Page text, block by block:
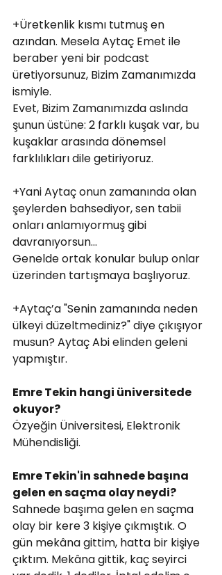
+Üretkenlik kısmı tutmuş en
azından. Mesela Aytaç Emet ile
beraber yeni bir podcast
üretiyorsunuz, Bizim Zamanımızda
ismiyle.
Evet, Bizim Zamanımızda aslında
şunun üstüne: 2 farklı kuşak var, bu
kuşaklar arasında dönemsel
farklılıkları dile getiriyoruz.
+Yani Aytaç onun zamanında olan
şeylerden bahsediyor, sen tabii
onları anlamıyormuş gibi
davranıyorsun...
Genelde ortak konular bulup onlar
üzerinden tartışmaya başlıyoruz.
+Aytaç’a "Senin zamanında neden
ülkeyi düzeltmediniz?" diye çıkışıyor
musun? Aytaç Abi elinden geleni
yapmıştır.
Emre Tekin hangi üniversitede
okuyor?
Özyeğin Üniversitesi, Elektronik
Mühendisliği.
Emre Tekin'in sahnede başına
gelen en saçma olay neydi?
Sahnede başıma gelen en saçma
olay bir kere 3 kişiye çıkmıştık. O
gün mekâna gittim, hatta bir kişiye
çıktım. Mekâna gittik, kaç seyirci